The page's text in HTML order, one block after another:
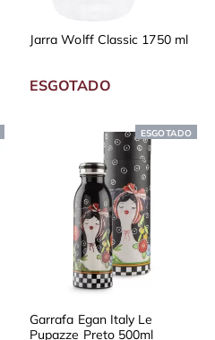
Jarra Wolff Classic 1750 ml
ESGOTADO
ESGOTADO
Garrafa Egan Italy Le
Pupazze Preto 500ml